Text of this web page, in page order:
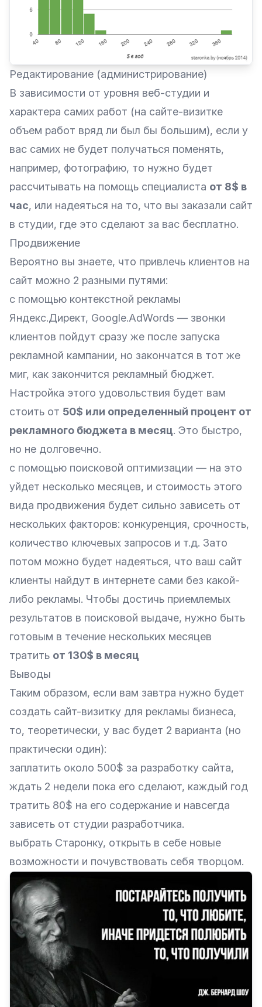
Редактирование (администрирование)
В зависимости от уровня веб-студии и
характера самих работ (на сайте-визитке
объем работ вряд ли был бы большим), если у
вас самих не будет получаться поменять,
например, фотографию, то нужно будет
рассчитывать на помощь специалиста от 8$ в
час, или надеяться на то, что вы заказали сайт
в студии, где это сделают за вас бесплатно.
Продвижение
Вероятно вы знаете, что привлечь клиентов на
сайт можно 2 разными путями:
с помощью контекстной рекламы
Яндекс.Директ, Google.AdWords — звонки
клиентов пойдут сразу же после запуска
рекламной кампании, но закончатся в тот же
миг, как закончится рекламный бюджет.
Настройка этого удовольствия будет вам
стоить от 50$ или определенный процент от
рекламного бюджета в месяц. Это быстро,
но не долговечно.
с помощью поисковой оптимизации — на это
уйдет несколько месяцев, и стоимость этого
вида продвижения будет сильно зависеть от
нескольких факторов: конкуренция, срочность,
количество ключевых запросов и т.д. Зато
потом можно будет надеяться, что ваш сайт
клиенты найдут в интернете сами без какой-
либо рекламы. Чтобы достичь приемлемых
результатов в поисковой выдаче, нужно быть
готовым в течение нескольких месяцев
тратить от 130$ в месяц
Выводы
Таким образом, если вам завтра нужно будет
создать сайт-визитку для рекламы бизнеса,
то, теоретически, у вас будет 2 варианта (но
практически один):
заплатить около 500$ за разработку сайта,
ждать 2 недели пока его сделают, каждый год
тратить 80$ на его содержание и навсегда
зависеть от студии разработчика.
выбрать Старонку, открыть в себе новые
возможности и почувствовать себя творцом.